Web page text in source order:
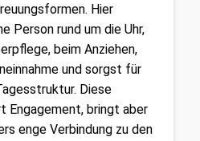
Hier
Person rund um die Uhr,
beim Anziehen,
und sorgst für
Diese
Engagement, bringt aber
enge Verbindung zu den